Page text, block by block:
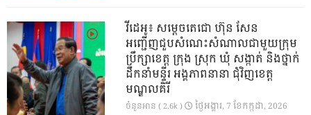
វីដេអូ៖ សម្តេចតេជោ ហ៊ុន សែន
អញ្ជើញជួបសំណេះសំណាលជាមួយក្រុម
ប្រឹក្សាខេត្ត ក្រុង ស្រុក ឃុំ សង្កាត់ និងថ្នាក់
ដឹកនាំមន្ទីរ អង្គភាពនានា ជុំវិញខេត្ត
មណ្ឌលគិរី
ចំនួនអាន ( 2.6k ) ថ្ងៃ​អង្គារ, 7 ខែ​កក្កដា, 2026